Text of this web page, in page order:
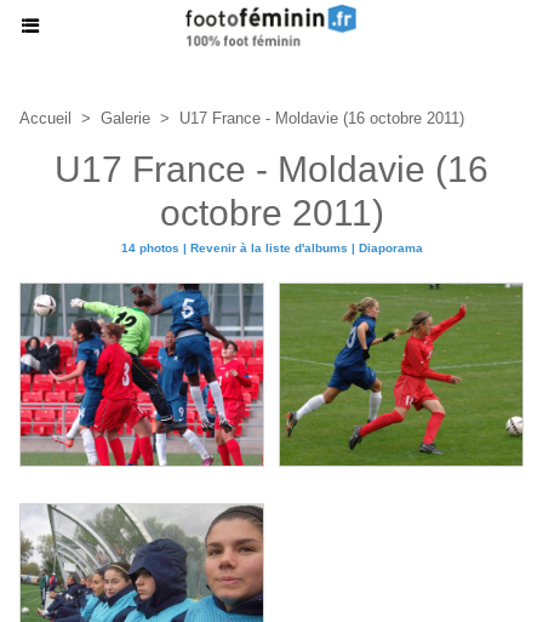
Accueil > Galerie > U17 France - Moldavie (16 octobre 2011)
U17 France - Moldavie (16
octobre 2011)
14 photos | Revenir à la liste d'albums | Diaporama